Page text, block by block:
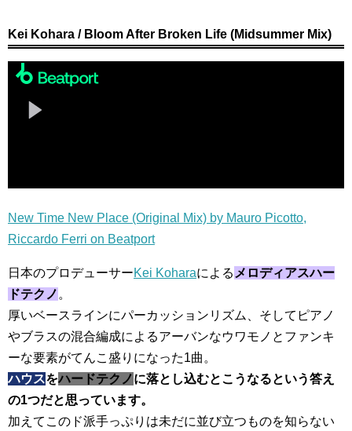
Kei Kohara / Bloom After Broken Life (Midsummer Mix)
New Time New Place (Original Mix) by Mauro Picotto,
Riccardo Ferri on Beatport
日本のプロデューサーKei Koharaによる メロディアスハー
ドテクノ 。
厚いベースラインにパーカッションリズム、そしてピアノ
やブラスの混合編成によるアーバンなウワモノとファンキ
ーな要素がてんこ盛りになった1曲。
ハウスをハードテクノに落とし込むとこうなるという答え
の1つだと思っています。
加えてこのド派手っぷりは未だに並び立つものを知らない